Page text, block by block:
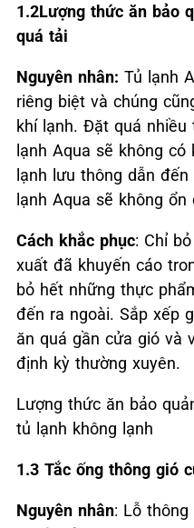
1.2Lượng thức ăn bảo
quá tải
Nguyên nhân: Tủ lạnh
riêng biệt và chúng
khí lạnh. Đặt quá
lạnh Aqua sẽ không
lạnh lưu thông dẫn
lạnh Aqua sẽ không ổn
Cách khắc phục: Chỉ
xuất đã khuyến cáo
bỏ hết những thực
đến ra ngoài. Sắp xếp
ăn quá gần cửa gió và
định kỳ thường xuyên.
Lượng thức ăn bảo
tủ lạnh không lạnh
1.3 Tắc ống thông gió
Nguyên nhân: Lỗ